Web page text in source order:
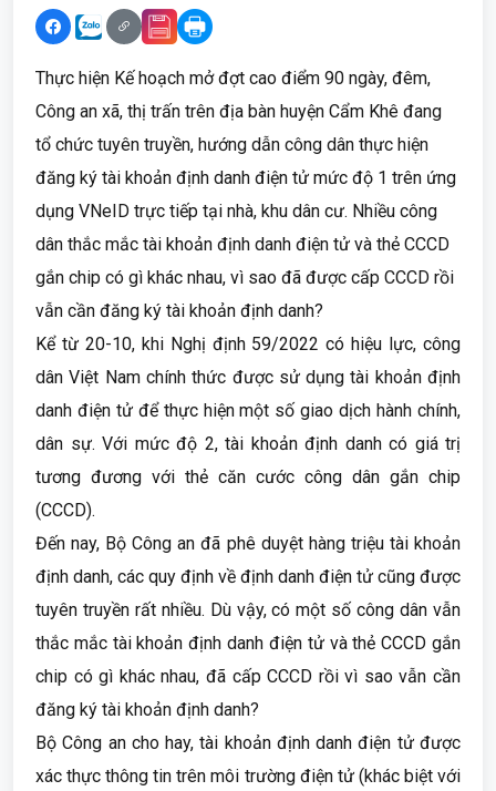
Thực hiện Kế hoạch mở đợt cao điểm 90 ngày, đêm,
Công an xã, thị trấn trên địa bàn huyện Cẩm Khê đang
tổ chức tuyên truyền, hướng dẫn công dân thực hiện
đăng ký tài khoản định danh điện tử mức độ 1 trên ứng
dụng VNeID trực tiếp tại nhà, khu dân cư. Nhiều công
dân thắc mắc tài khoản định danh điện tử và thẻ CCCD
gắn chip có gì khác nhau, vì sao đã được cấp CCCD rồi
vẫn cần đăng ký tài khoản định danh?
Kể từ 20-10, khi Nghị định 59/2022 có hiệu lực, công
dân Việt Nam chính thức được sử dụng tài khoản định
danh điện tử để thực hiện một số giao dịch hành chính,
dân sự. Với mức độ 2, tài khoản định danh có giá trị
tương đương với thẻ căn cước công dân gắn chip
(CCCD).
Đến nay, Bộ Công an đã phê duyệt hàng triệu tài khoản
định danh, các quy định về định danh điện tử cũng được
tuyên truyền rất nhiều. Dù vậy, có một số công dân vẫn
thắc mắc tài khoản định danh điện tử và thẻ CCCD gắn
chip có gì khác nhau, đã cấp CCCD rồi vì sao vẫn cần
đăng ký tài khoản định danh?
Bộ Công an cho hay, tài khoản định danh điện tử được
xác thực thông tin trên môi trường điện tử (khác biệt với